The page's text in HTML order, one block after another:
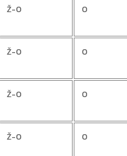
Ž-0 0
Ž-0 0
Ž-0 0
Ž-0 0